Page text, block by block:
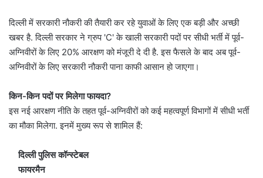
दिल्ली में सरकारी नौकरी की तैयारी कर रहे युवाओं के लिए एक बड़ी और अच्छी
खबर है. दिल्ली सरकार ने ग्रुप 'C' के खाली सरकारी पदों पर सीधी भर्ती में पूर्व-
अग्निवीरों के लिए 20% आरक्षण को मंजूरी दे दी है. इस फैसले के बाद अब पूर्व-
अग्निवीरों के लिए सरकारी नौकरी पाना काफी आसान हो जाएगा।
किन-किन पदों पर मिलेगा फायदा?
इस नई आरक्षण नीति के तहत पूर्व-अग्निवीरों को कई महत्वपूर्ण विभागों में सीधी भर्ती
का मौका मिलेगा. इनमें मुख्य रूप से शामिल हैं:
दिल्ली पुलिस कॉन्स्टेबल
फायरमैन